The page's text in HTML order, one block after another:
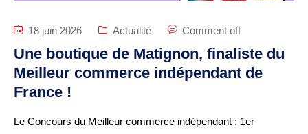
18 juin 2026 Actualité Comment off
Une boutique de Matignon, finaliste du
Meilleur commerce indépendant de
France !
Le Concours du Meilleur commerce indépendant : 1er